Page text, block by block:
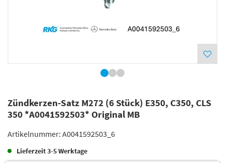
Zündkerzen-Satz M272 (6 Stück) E350, C350, CLS
350 *A0041592503* Original MB
Artikelnummer: A0041592503_6
Lieferzeit3-5 Werktage